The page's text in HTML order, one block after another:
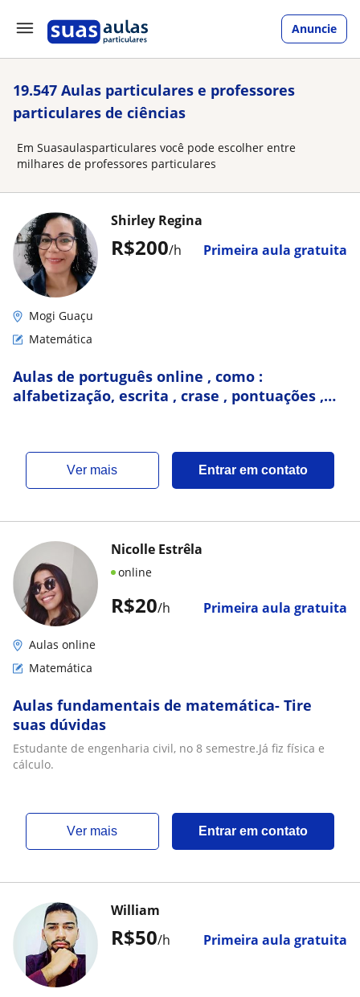
Anuncie
19.547 Aulas particulares e professores
particulares de ciências
Em Suasaulasparticulares você pode escolher entre
milhares de professores particulares
R$200/h Primeira aula gratuita
Shirley Regina
Mogi Guaçu
Matemática
Aulas de português online , como :
alfabetização, escrita , crase , pontuações ,
ver mais Entrar em contato
R$20/h Primeira aula gratuita
Nicolle Estrêla
online
Aulas online
Matemática
Aulas fundamentais de matemática- Tire
suas dúvidas
Estudante de engenharia civil, no 8 semestre.Já fiz física e
cálculo.
ver mais Entrar em contato
R$50/h Primeira aula gratuita
William